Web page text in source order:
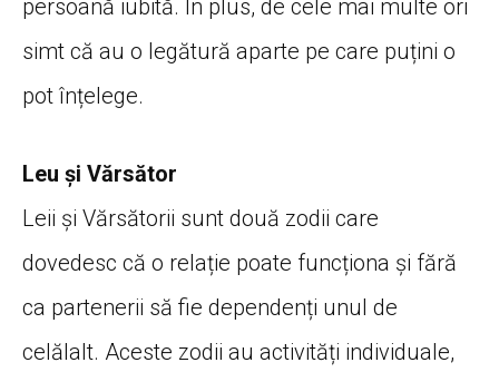
persoană iubită. În plus, de cele mai multe ori
simt că au o legătură aparte pe care puțini o
pot înțelege.
Leu și Vărsător
Leii și Vărsătorii sunt două zodii care
dovedesc că o relație poate funcționa și fără
ca partenerii să fie dependenți unul de
celălalt. Aceste zodii au activități individuale,